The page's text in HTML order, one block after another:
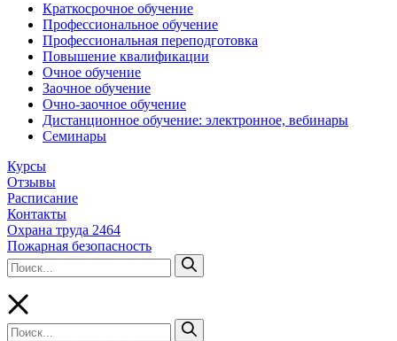
Краткосрочное обучение
Профессиональное обучение
Профессиональная переподготовка
Повышение квалификации
Очное обучение
Заочное обучение
Очно-заочное обучение
Дистанционное обучение: электронное, вебинары
Семинары
Курсы
Отзывы
Расписание
Контакты
Охрана труда 2464
Пожарная безопасность